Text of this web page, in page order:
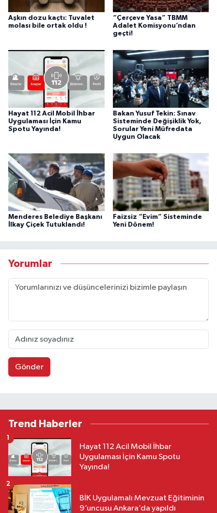
Aşkın dozu kaçtı: Tuvalet
molası bile ortak oldu !
“Çerçeve Yasa” TBMM
Adalet Komisyonu’ndan
geçti!
Hayat 112 Acil Mobil İhbar
Uygulaması İçin Kamu
Spotu Yayında!
Bakan Yusuf Tekin: Sınav
Sisteminde Değişiklik Yok,
Sorular Yeni Müfredata
Uygun Olacak
Menderes Belediye Başkanı
İlkay Çiçek Tutuklandı!
Faizsiz “Evim” Sisteminde
Yeni Dönem!
Yorumlar
Gönder
Trend Haberler
Hayat 112 Acil Mobil İhbar
Uygulaması İçin Kamu Spotu
Yayında!
1
BİK Uygulamalı Mevzuat Eğitiminin
9’uncusu Ankara’da yapıldı
2